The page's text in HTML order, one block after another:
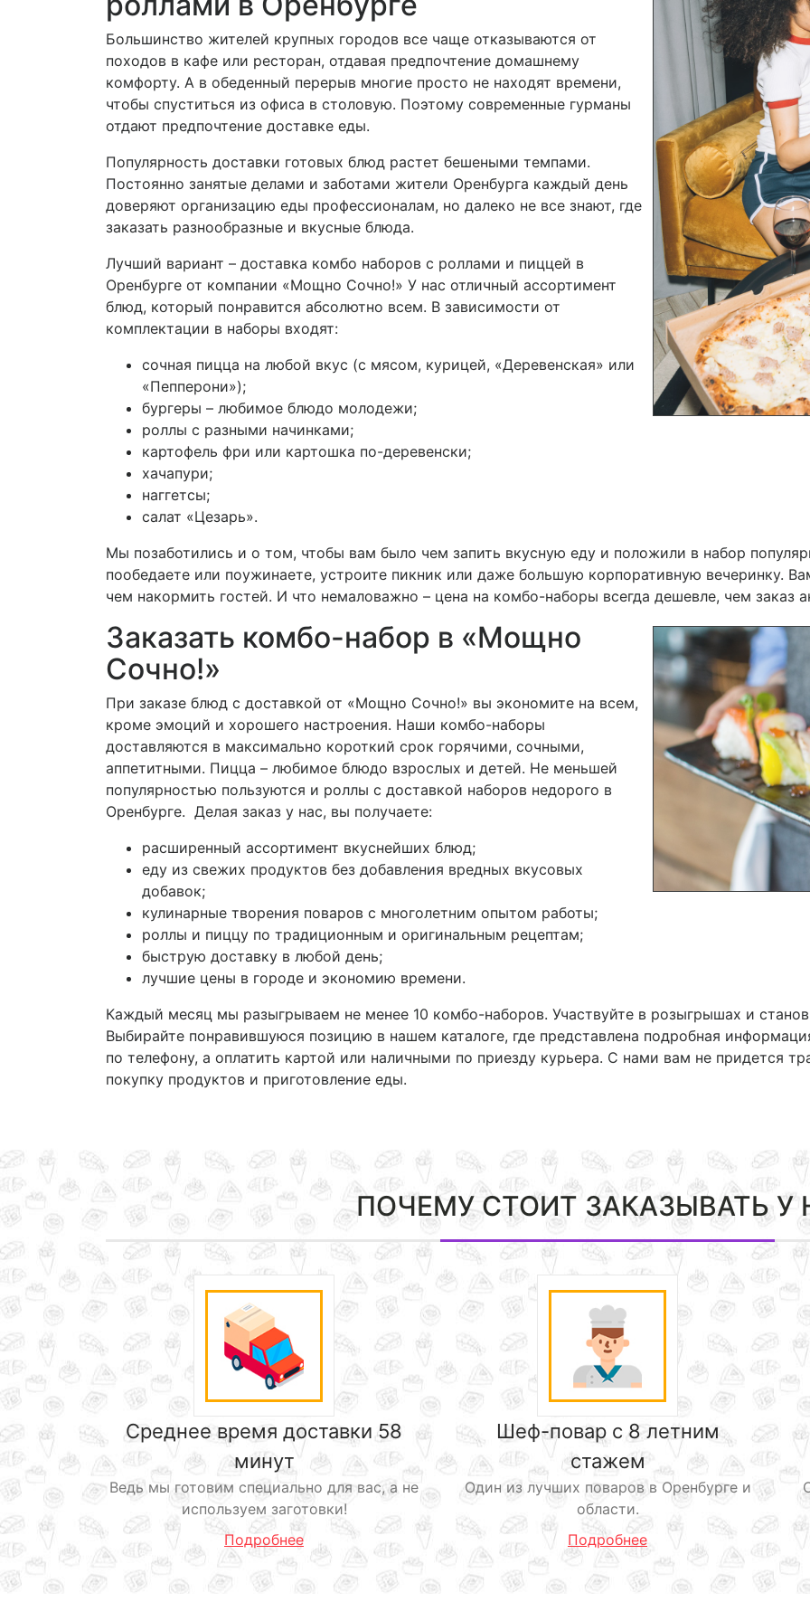
Большинство жителей крупных городов все чаще отказываются от
походов в кафе или ресторан, отдавая предпочтение домашнему
комфорту. А в обеденный перерыв многие просто не находят времени,
чтобы спуститься из офиса в столовую. Поэтому современные гурманы
отдают предпочтение доставке еды.
Популярность доставки готовых блюд растет бешеными темпами.
Постоянно занятые делами и заботами жители Оренбурга каждый день
доверяют организацию еды профессионалам, но далеко не все знают, где
заказать разнообразные и вкусные блюда.
Лучший вариант – доставка комбо наборов с роллами и пиццей в
Оренбурге от компании «Мощно Сочно!» У нас отличный ассортимент
блюд, который понравится абсолютно всем. В зависимости от
комплектации в наборы входят:
сочная пицца на любой вкус (с мясом, курицей, «Деревенская» или
«Пепперони»);
бургеры – любимое блюдо молодежи;
роллы с разными начинками;
картофель фри или картошка по-деревенски;
хачапури;
наггетсы;
салат «Цезарь».
Мы позаботились и о том, чтобы вам было чем запить вкусную еду и положили в набор
пообедаете или поужинаете, устроите пикник или даже большую корпоративную вечеринку.
чем накормить гостей. И что немаловажно – цена на комбо-наборы всегда дешевле, чем заказ
Заказать комбо-набор в «Мощно
Сочно!»
При заказе блюд с доставкой от «Мощно Сочно!» вы экономите на всем,
кроме эмоций и хорошего настроения. Наши комбо-наборы
доставляются в максимально короткий срок горячими, сочными,
аппетитными. Пицца – любимое блюдо взрослых и детей. Не меньшей
популярностью пользуются и роллы с доставкой наборов недорого в
Оренбурге. Делая заказ у нас, вы получаете:
расширенный ассортимент вкуснейших блюд;
еду из свежих продуктов без добавления вредных вкусовых
добавок;
кулинарные творения поваров с многолетним опытом работы;
роллы и пиццу по традиционным и оригинальным рецептам;
быструю доставку в любой день;
лучшие цены в городе и экономию времени.
Каждый месяц мы разыгрываем не менее 10 комбо-наборов. Участвуйте в розыгрышах и
Выбирайте понравившуюся позицию в нашем каталоге, где представлена подробная
по телефону, а оплатить картой или наличными по приезду курьера. С нами вам не придется
покупку продуктов и приготовление еды.
ПОЧЕМУ СТОИТ ЗАКАЗЫВАТЬ У
Среднее время доставки 58
минут
Ведь мы готовим специально для вас, а не
используем заготовки!
Подробнее
Шеф-повар с 8 летним
стажем
Один из лучших поваров в Оренбурге и
области.
Подробнее